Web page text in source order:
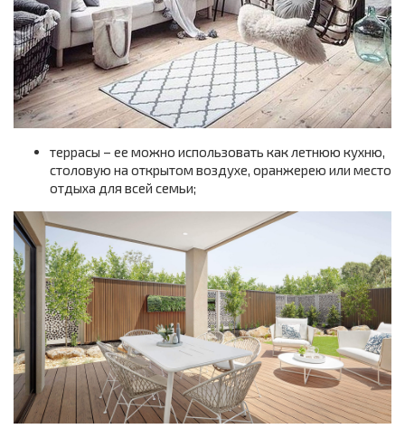
террасы – ее можно использовать как летнюю кухню,
столовую на открытом воздухе, оранжерею или место
отдыха для всей семьи;